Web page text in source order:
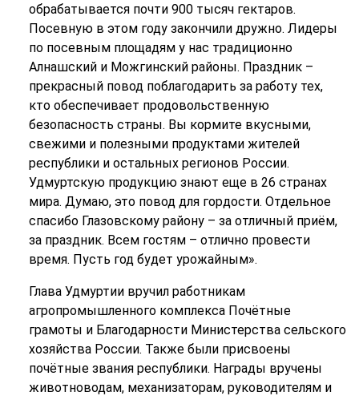
обрабатывается почти 900 тысяч гектаров.
Посевную в этом году закончили дружно. Лидеры
по посевным площадям у нас традиционно
Алнашский и Можгинский районы. Праздник –
прекрасный повод поблагодарить за работу тех,
кто обеспечивает продовольственную
безопасность страны. Вы кормите вкусными,
свежими и полезными продуктами жителей
республики и остальных регионов России.
Удмуртскую продукцию знают еще в 26 странах
мира. Думаю, это повод для гордости. Отдельное
спасибо Глазовскому району – за отличный приём,
за праздник. Всем гостям – отлично провести
время. Пусть год будет урожайным».
Глава Удмуртии вручил работникам
агропромышленного комплекса Почётные
грамоты и Благодарности Министерства сельского
хозяйства России. Также были присвоены
почётные звания республики. Награды вручены
животноводам, механизаторам, руководителям и